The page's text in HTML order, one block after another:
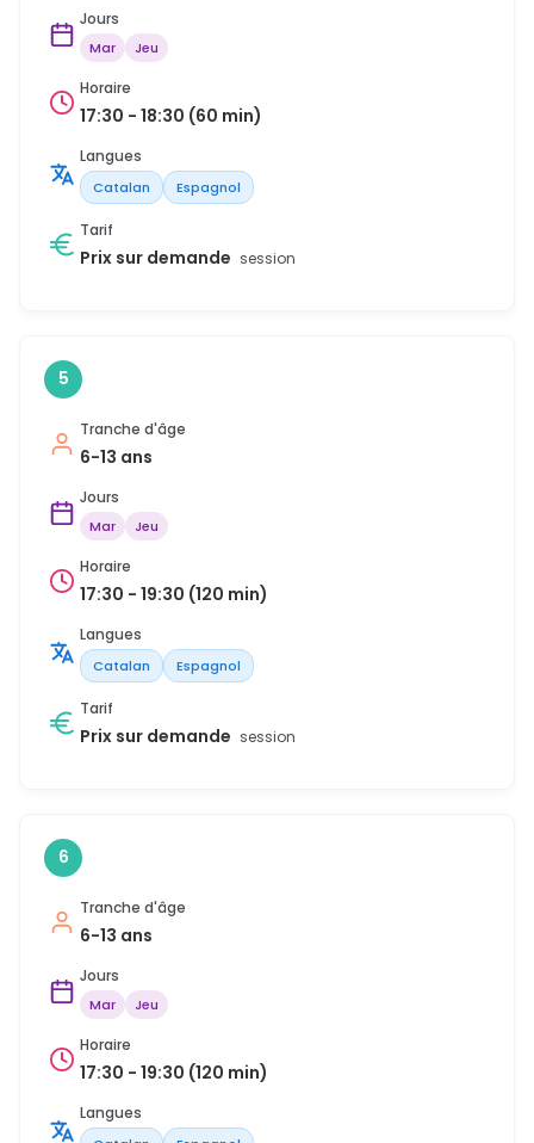
Jours
Mar Jeu
Horaire
17:30 - 18:30 (60 min)
Langues
Catalan Espagnol
Tarif
Prix sur demande session
5
Tranche d'âge
6-13 ans
Jours
Mar Jeu
Horaire
17:30 - 19:30 (120 min)
Langues
Catalan Espagnol
Tarif
Prix sur demande session
6
Tranche d'âge
6-13 ans
Jours
Mar Jeu
Horaire
17:30 - 19:30 (120 min)
Langues